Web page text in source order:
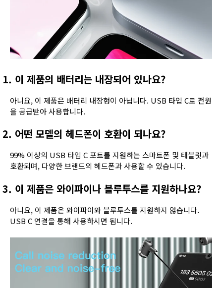
1. 이 제품의 배터리는 내장되어 있나요?
아니요, 이 제품은 배터리 내장형이 아닙니다. USB 타입 C로 전원
을 공급받아 사용합니다.
2. 어떤 모델의 헤드폰이 호환이 되나요?
99% 이상의 USB 타입 C 포트를 지원하는 스마트폰 및 태블릿과
호환되며, 다양한 브랜드의 헤드폰과 사용할 수 있습니다.
3. 이 제품은 와이파이나 블루투스를 지원하나요?
아니요, 이 제품은 와이파이와 블루투스를 지원하지 않습니다.
USB C 연결을 통해 사용하시면 됩니다.